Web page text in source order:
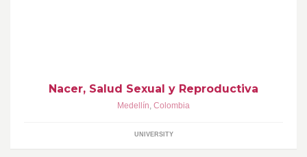
Nacer, Salud Sexual y Reproductiva
Medellín, Colombia
UNIVERSITY